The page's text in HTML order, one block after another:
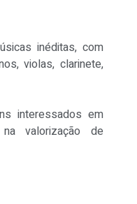
inéditas, com
violas, clarinete,
interessados em
valorização de